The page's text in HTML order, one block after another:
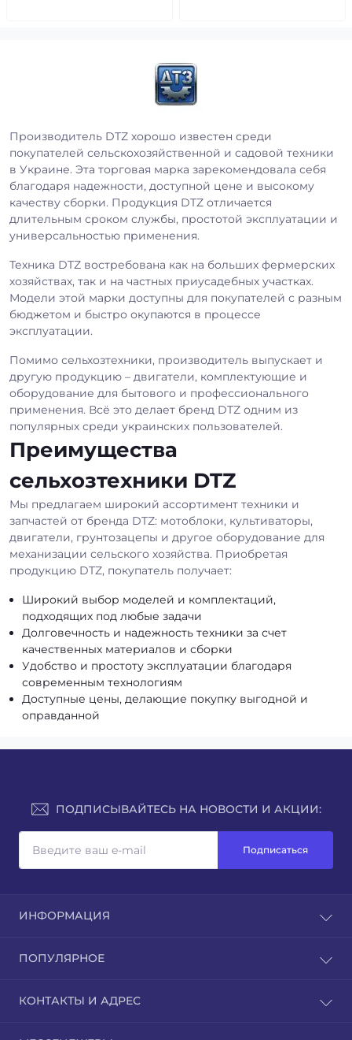
Производитель DTZ хорошо известен среди
покупателей сельскохозяйственной и садовой техники
в Украине. Эта торговая марка зарекомендовала себя
благодаря надежности, доступной цене и высокому
качеству сборки. Продукция DTZ отличается
длительным сроком службы, простотой эксплуатации и
универсальностью применения.
Техника DTZ востребована как на больших фермерских
хозяйствах, так и на частных приусадебных участках.
Модели этой марки доступны для покупателей с разным
бюджетом и быстро окупаются в процессе
эксплуатации.
Помимо сельхозтехники, производитель выпускает и
другую продукцию – двигатели, комплектующие и
оборудование для бытового и профессионального
применения. Всё это делает бренд DTZ одним из
популярных среди украинских пользователей.
Преимущества
сельхозтехники DTZ
Мы предлагаем широкий ассортимент техники и
запчастей от бренда DTZ: мотоблоки, культиваторы,
двигатели, грунтозацепы и другое оборудование для
механизации сельского хозяйства. Приобретая
продукцию DTZ, покупатель получает:
Широкий выбор моделей и комплектаций,
подходящих под любые задачи
Долговечность и надежность техники за счет
качественных материалов и сборки
Удобство и простоту эксплуатации благодаря
современным технологиям
Доступные цены, делающие покупку выгодной и
оправданной
ПОДПИСЫВАЙТЕСЬ НА НОВОСТИ И АКЦИИ:
Подписаться
ИНФОРМАЦИЯ
Контакты
Карта сайта
ПОПУЛЯРНОЕ
Мотоблоки
КОНТАКТЫ И АДРЕС